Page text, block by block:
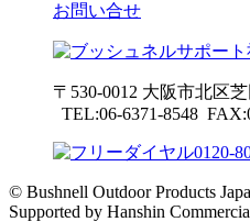
お問い合せ
〒530-0012 大阪市北区
TEL:06-6371-8548
© Bushnell Outdoor Products
Supported by Hanshin